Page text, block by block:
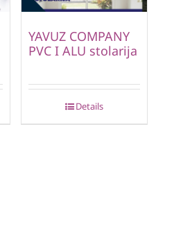
YAVUZ COMPANY
PVC I ALU stolarija
Details